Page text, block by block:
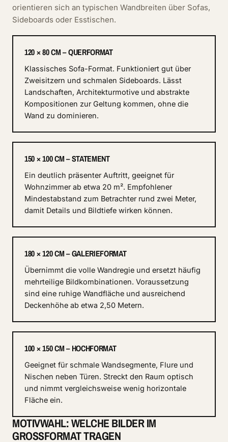
orientieren sich an typischen Wandbreiten über Sofas,
Sideboards oder Esstischen.
120 × 80 CM – QUERFORMAT
Klassisches Sofa-Format. Funktioniert gut über
Zweisitzern und schmalen Sideboards. Lässt
Landschaften, Architekturmotive und abstrakte
Kompositionen zur Geltung kommen, ohne die
Wand zu dominieren.
150 × 100 CM – STATEMENT
Ein deutlich präsenter Auftritt, geeignet für
Wohnzimmer ab etwa 20 m². Empfohlener
Mindestabstand zum Betrachter rund zwei Meter,
damit Details und Bildtiefe wirken können.
180 × 120 CM – GALERIEFORMAT
Übernimmt die volle Wandregie und ersetzt häufig
mehrteilige Bildkombinationen. Voraussetzung
sind eine ruhige Wandfläche und ausreichend
Deckenhöhe ab etwa 2,50 Metern.
100 × 150 CM – HOCHFORMAT
Geeignet für schmale Wandsegmente, Flure und
Nischen neben Türen. Streckt den Raum optisch
und nimmt vergleichsweise wenig horizontale
Fläche ein.
MOTIVWAHL: WELCHE BILDER IM
GROSSFORMAT TRAGEN